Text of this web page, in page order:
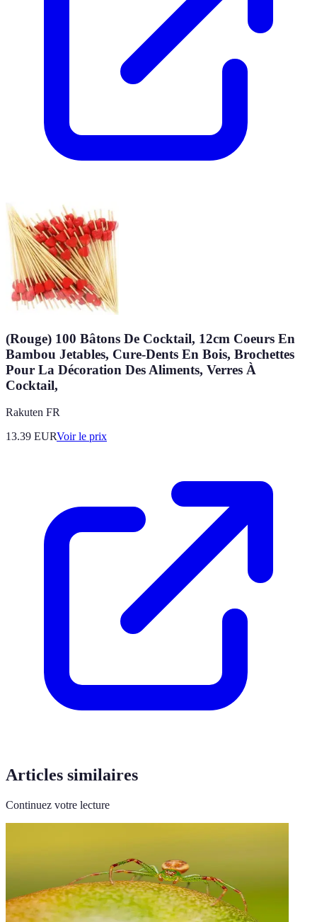
(Rouge) 100 Bâtons De Cocktail, 12cm Coeurs En
Bambou Jetables, Cure-Dents En Bois, Brochettes
Pour La Décoration Des Aliments, Verres À
Cocktail,
Rakuten FR
13.39 EURVoir le prix
Articles similaires
Continuez votre lecture